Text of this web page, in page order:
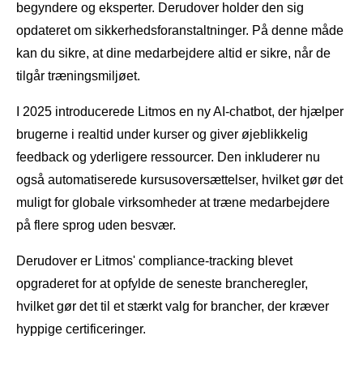
begyndere og eksperter. Derudover holder den sig
opdateret om sikkerhedsforanstaltninger. På denne måde
kan du sikre, at dine medarbejdere altid er sikre, når de
tilgår træningsmiljøet.
I 2025 introducerede Litmos en ny AI-chatbot, der hjælper
brugerne i realtid under kurser og giver øjeblikkelig
feedback og yderligere ressourcer. Den inkluderer nu
også automatiserede kursusoversættelser, hvilket gør det
muligt for globale virksomheder at træne medarbejdere
på flere sprog uden besvær.
Derudover er Litmos' compliance-tracking blevet
opgraderet for at opfylde de seneste brancheregler,
hvilket gør det til et stærkt valg for brancher, der kræver
hyppige certificeringer.